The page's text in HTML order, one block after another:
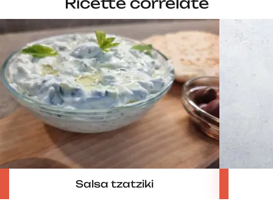
Salsa tzatziki